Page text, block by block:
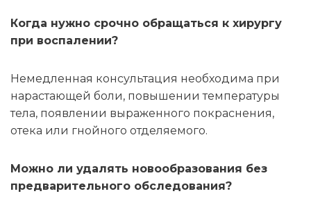
Когда нужно срочно обращаться к хирургу
при воспалении?
Немедленная консультация необходима при
нарастающей боли, повышении температуры
тела, появлении выраженного покраснения,
отека или гнойного отделяемого.
Можно ли удалять новообразования без
предварительного обследования?